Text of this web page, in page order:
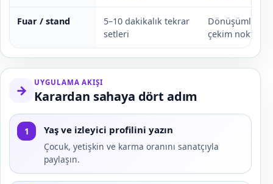
Fuar / stand
5–10 dakikalık tekrar
setleri
Dönüşümlü
çekim noktası
→ UYGULAMA AKIŞI
Karardan sahaya dört adım
1 Yaş ve izleyici profilini yazın
Çocuk, yetişkin ve karma oranını sanatçıyla
paylaşın.